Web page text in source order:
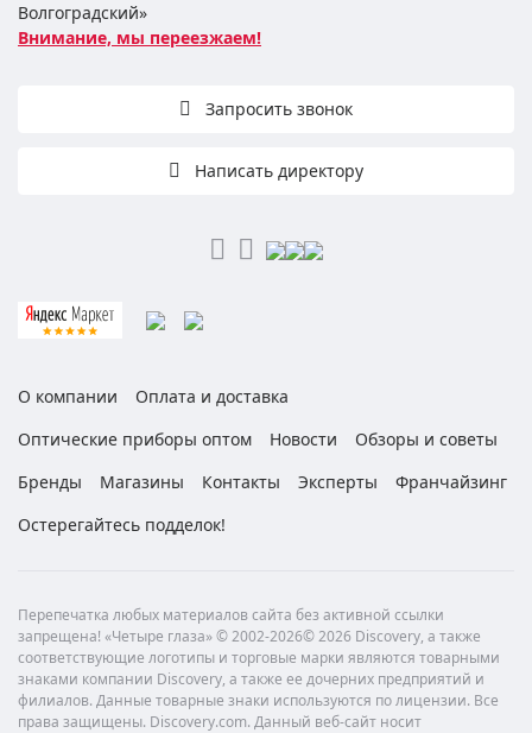
Волгоградский»
Внимание, мы переезжаем!
Запросить звонок
Написать директору
О компании
Оплата и доставка
Оптические приборы оптом
Новости
Обзоры и советы
Бренды
Магазины Контакты Эксперты
Франчайзинг
Остерегайтесь подделок!
Перепечатка любых материалов сайта без активной ссылки
запрещена! «Четыре глаза» © 2002-2026© 2026 Discovery, а также
соответствующие логотипы и торговые марки являются товарными
знаками компании Discovery, а также ее дочерних предприятий и
филиалов. Данные товарные знаки используются по лицензии. Все
права защищены. Discovery.com. Данный веб-сайт носит